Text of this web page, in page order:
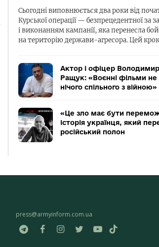
Сьогодні виповнюється два роки від
Курської операції — безпрецедентної за
і виконанням кампанії, яка перенесла
на територію держави-агресора. Цей
Актор і офіцер Володимир
Ращук: «Воєнні фільми
нічого спільного з війною»
«Це зло має бути
історія українця, який
російський полон
press@armyinform.com.ua